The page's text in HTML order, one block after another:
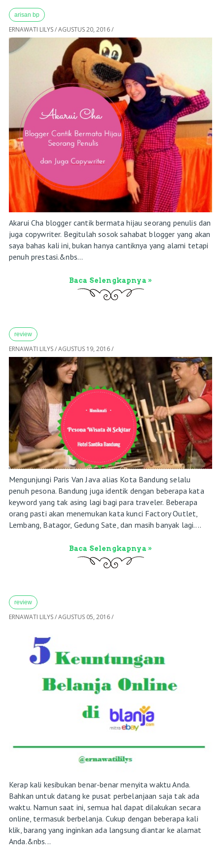
arisan bp
ERNAWATI LILYS/AGUSTUS 20, 2016/
Akarui Cha blogger cantik bermata hijau seorang penulis dan
juga copywriter. Begitulah sosok sahabat blogger yang akan
saya bahas kali ini, bukan hanya cantiknya yang alami tetapi
penuh prestasi.&nbs...
Baca Selengkapnya »
review
ERNAWATI LILYS/AGUSTUS 19, 2016/
Mengunjungi Paris Van Java alias Kota Bandung selalu
penuh pesona. Bandung juga identik dengan beberapa kata
keyword yang tak asing lagi bagi para traveler. Beberapa
orang pasti akan menemukan kata kunci Factory Outlet,
Lembang, Batagor, Gedung Sate, dan masih banyak lagi....
Baca Selengkapnya »
review
ERNAWATI LILYS/AGUSTUS 05, 2016/
Kerap kali kesibukan benar-benar menyita waktu Anda.
Bahkan untuk datang ke pusat perbelanjaan saja tak ada
waktu. Namun saat ini, semua hal dapat dilakukan secara
online, termasuk berbelanja. Cukup dengan beberapa kali
klik, barang yang inginkan ada langsung diantar ke alamat
Anda.&nbs...